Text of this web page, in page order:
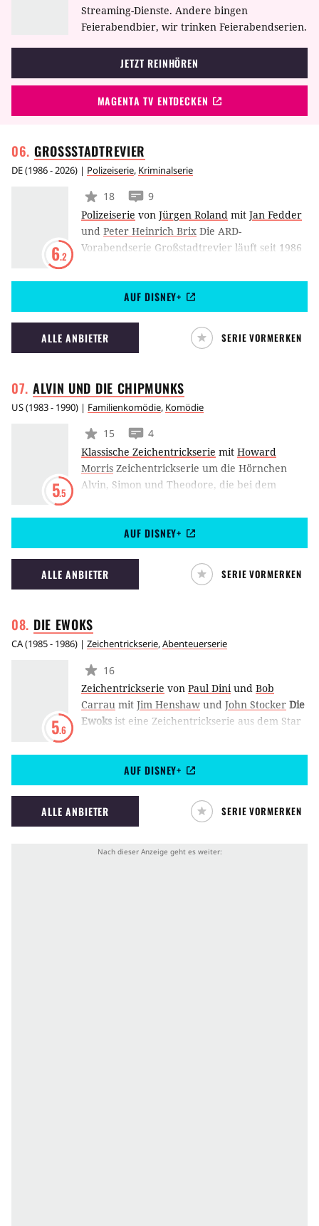
Streaming-Dienste. Andere bingen
Feierabendbier, wir trinken Feierabendserien.
JETZT REINHÖREN
MAGENTA TV ENTDECKEN
GROSSSTADTREVIER
DE(1986 - 2026) | Polizeiserie, Kriminalserie
6.2
18
9
Polizeiserie von Jürgen Roland mit Jan Fedder
und Peter Heinrich Brix Die ARD-
Vorabendserie Großstadtrevier läuft seit 1986
deutschen Fernsehserien. Die Handlung
schildert die alltäglichen Erlebnisse der
Beamten vom Polizeirevier im Hamburger
Stadtteil St. Pauli. Seit der fünften Staffel
ermittelt Jan Fedder als Dirk Matthies und gilt
AUF DISNEY+
ALLE ANBIETER SERIE VORMERKEN
ALVIN UND DIE CHIPMUNKS
US(1983 - 1990) | Familienkomödie, Komödie
5.5
15
4
Klassische Zeichentrickserie mit Howard
Morris Zeichentrickserie um die Hörnchen
Alvin, Simon und Theodore, die bei dem
Abenteuer erleben.
AUF DISNEY+
ALLE ANBIETER SERIE VORMERKEN
DIE EWOKS
CA(1985 - 1986) | Zeichentrickserie,Abenteuerserie
5.6
16
Zeichentrickserie von Paul Diniund Bob
Carrau mit Jim Henshaw und John Stocker Die
Ewoks ist eine Zeichentrickserie aus dem Star
und 1986 auf ABC ausgestrahlt wurde. Die
Geschichte handelt von den bekannten Ewoks
und ihren zahlreichen Abenteuern auf dem
Waldmond Endor. Zeitlich gesehen spielt die
Serie vor den Ereignissen von Krieg der
Wars-Kanon, sondern ist Teil der Legends-
AUF DISNEY+
ALLE ANBIETER SERIE VORMERKEN